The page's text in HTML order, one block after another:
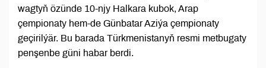
wagtyň özünde 10-njy Halkara kubok, Arap
çempionaty hem-de Günbatar Aziýa çempionaty
geçirilýär. Bu barada Türkmenistanyň resmi metbugaty
penşenbe güni habar berdi.